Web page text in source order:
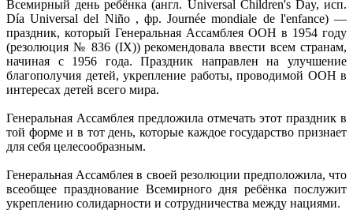
Всеми́рный день ребёнка (англ. Universal Children's Day, исп.
Día Universal del Niño , фр. Journée mondiale de l'enfance) —
праздник, который Генеральная Ассамблея ООН в 1954 году
(резолюция № 836 (IX)) рекомендовала ввести всем странам,
начиная с 1956 года. Праздник направлен на улучшение
благополучия детей, укрепление работы, проводимой ООН в
интересах детей всего мира.
Генеральная Ассамблея предложила отмечать этот праздник в
той форме и в тот день, которые каждое государство признает
для себя целесообразным.
Генеральная Ассамблея в своей резолюции предположила, что
всеобщее празднование Всемирного дня ребёнка послужит
укреплению солидарности и сотрудничества между нациями.